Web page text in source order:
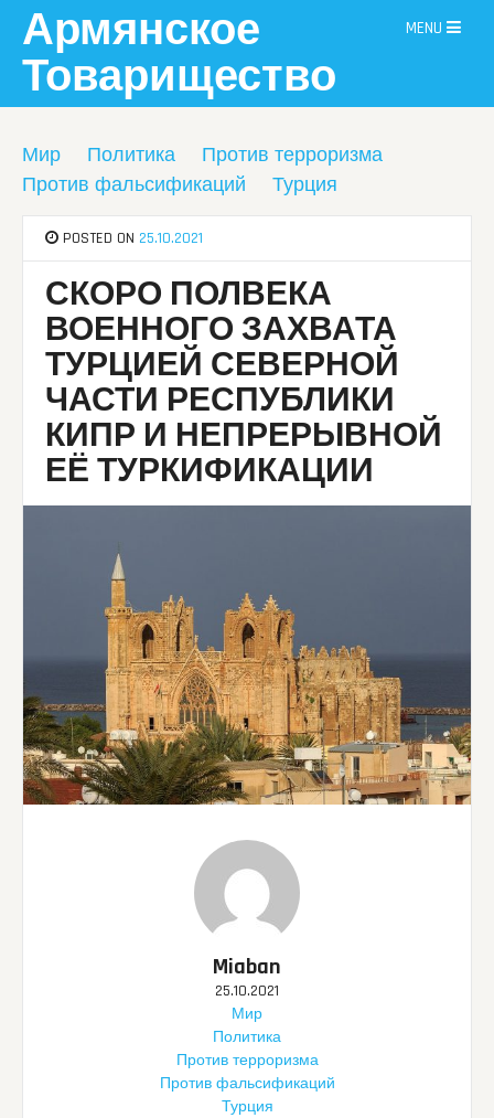
content
Армянское
Товарищество
MENU
Мир Политика
Против терроризма
Против фальсификаций
Турция
POSTED ON 25.10.2021
СКОРО ПОЛВЕКА
ВОЕННОГО ЗАХВАТА
ТУРЦИЕЙ СЕВЕРНОЙ
ЧАСТИ РЕСПУБЛИКИ
КИПР И НЕПРЕРЫВНОЙ
ЕЁ ТУРКИФИКАЦИИ
Miaban
25.10.2021
Мир
Политика
Против терроризма
Против фальсификаций
Турция